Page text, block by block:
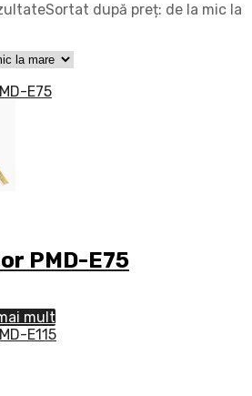
Sortat după preț: de la mic la
PMD-E75
mult